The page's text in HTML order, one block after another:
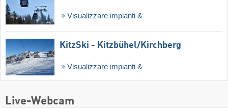
Visualizzare impianti &
KitzSki - Kitzbühel/​Kirchberg
Visualizzare impianti &
Live-Webcam